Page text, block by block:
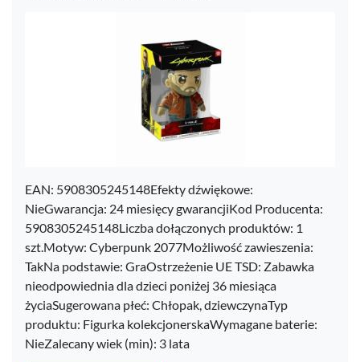
EAN: 5908305245148Efekty dźwiękowe:
NieGwarancja: 24 miesięcy gwarancjiKod Producenta:
5908305245148Liczba dołączonych produktów: 1
szt.Motyw: Cyberpunk 2077Możliwość zawieszenia:
TakNa podstawie: GraOstrzeżenie UE TSD: Zabawka
nieodpowiednia dla dzieci poniżej 36 miesiąca
życiaSugerowana płeć: Chłopak, dziewczynaTyp
produktu: Figurka kolekcjonerskaWymagane baterie:
NieZalecany wiek (min): 3 lata